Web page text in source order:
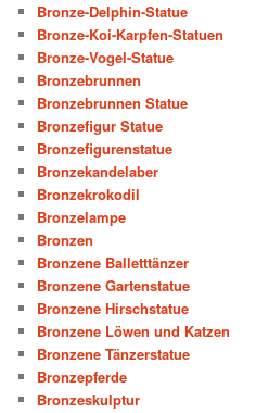
Bronze-Delphin-Statue
Bronze-Koi-Karpfen-Statuen
Bronze-Vogel-Statue
Bronzebrunnen
Bronzebrunnen Statue
Bronzefigur Statue
Bronzefigurenstatue
Bronzekandelaber
Bronzekrokodil
Bronzelampe
Bronzen
Bronzene Balletttänzer
Bronzene Gartenstatue
Bronzene Hirschstatue
Bronzene Löwen und Katzen
Bronzene Tänzerstatue
Bronzepferde
Bronzeskulptur